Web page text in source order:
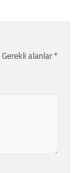
Gerekli alanlar*